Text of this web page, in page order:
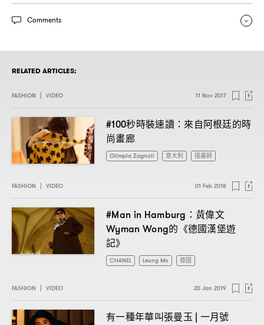
Comments
RELATED ARTICLES:
FASHION VIDEO 11 Nov 2017
#100秒時裝速讀 ： 來自阿根廷的時
尚畫廊
Olimpia Zagnoli 意大利 插畫師
FASHION VIDEO 01 Feb 2018
#Man in Hamburg：黃偉文
Wyman Wong的《德國漢堡遊
記》
CHANEL Leung Mo 德國
FASHION VIDEO 20 Jan 2019
有一種年華叫張曼玉| 一月號